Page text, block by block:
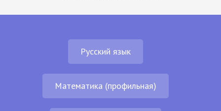
Русский язык
Математика (профильная)